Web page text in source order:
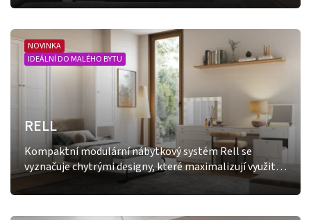
NOVINKA
IDEÁLNÍ DO MALÉHO BYTU
RELL
Kompaktní modulární nábytkový systém Rell se
vyznačuje chytrými designy, které maximalizují využití i
toho nejmenšího prostoru a každého koutu. Navíc díky
funkci rychlého skládání a rozkládání lůžka můžete
snadno proměnit svůj obývací pokoj v ložnici.